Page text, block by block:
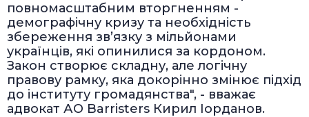
повномасштабним вторгненням -
демографічну кризу та необхідність
збереження зв’язку з мільйонами
українців, які опинилися за кордоном.
Закон створює складну, але логічну
правову рамку, яка докорінно змінює підхід
до інституту громадянства", - вважає
адвокат АО Barristers Кирил Іорданов.